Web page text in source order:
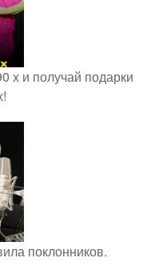
х и получай подарки
поклонников.